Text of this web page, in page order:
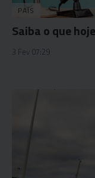
PAÍS
Saiba o que
3 Fev 07:29